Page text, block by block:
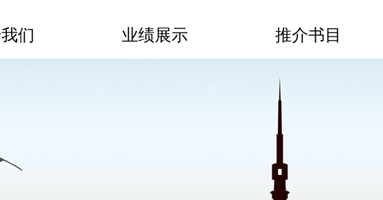
们 业绩展示 推介书目